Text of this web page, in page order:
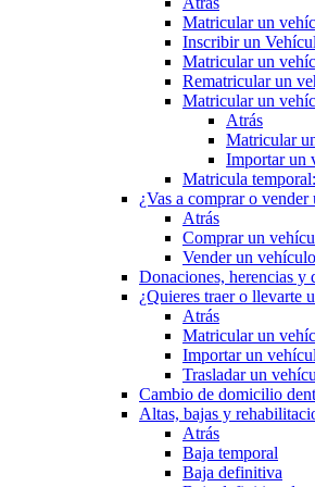
Matricular un
Inscribir un
Matricular un
Rematricular un
Matricular un
Atrás
Matricular
Importar un
Matricula
¿Vas a comprar o
Atrás
Comprar un
Vender un
Donaciones, herencias y
¿Quieres traer o llevarte
Atrás
Matricular un
Importar un
Trasladar un
Cambio de domicilio
Altas, bajas y
Atrás
Baja temporal
Baja definitiva